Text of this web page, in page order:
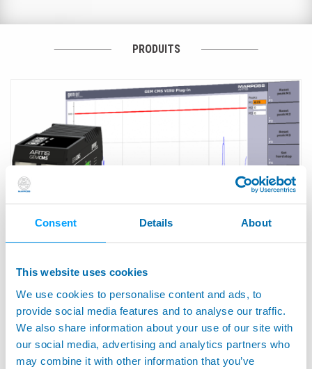
Consent Details About
This website uses cookies
We use cookies to personalise content and ads, to
provide social media features and to analyse our traffic.
We also share information about your use of our site with
our social media, advertising and analytics partners who
may combine it with other information that you’ve
PRODUITS
GEMCMS - Collision Damage Avoidance